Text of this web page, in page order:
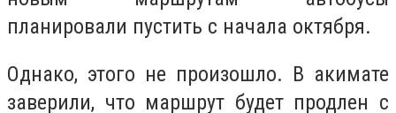
планировали пустить с начала октября.
Однако, этого не произошло. В акимате
заверили, что маршрут будет продлен с